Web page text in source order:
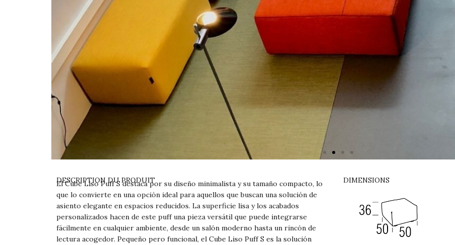
DESCRIPTION DU PRODUIT
El Cube Liso Puff S destaca por su diseño minimalista y su tamaño compacto, lo
que lo convierte en una opción ideal para aquellos que buscan una solución de
asiento elegante en espacios reducidos. La superficie lisa y los acabados
personalizados hacen de este puff una pieza versátil que puede integrarse
fácilmente en cualquier ambiente, desde un salón moderno hasta un rincón de
lectura acogedor. Pequeño pero funcional, el Cube Liso Puff S es la solución
DIMENSIONS